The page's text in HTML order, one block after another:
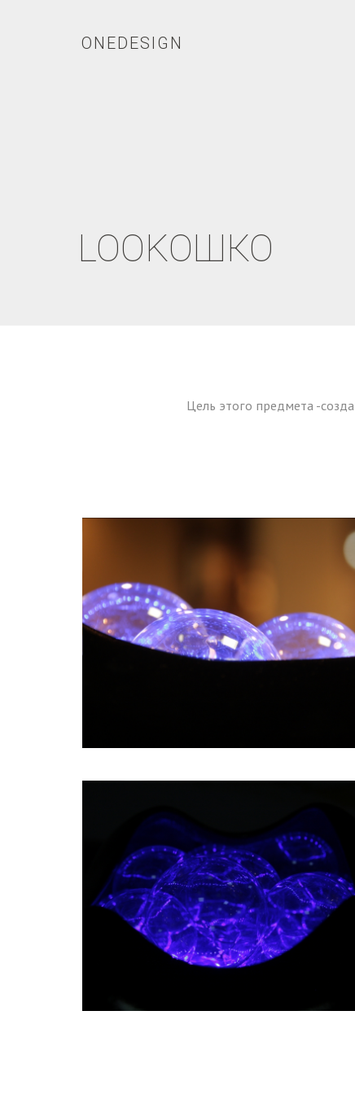
ONEDESIGN
LOOKОШКО
Цель этого предмета -